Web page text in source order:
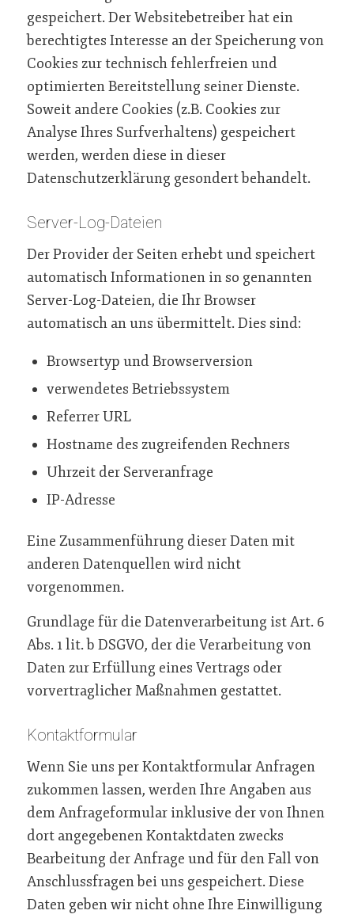
gespeichert. Der Websitebetreiber hat ein
berechtigtes Interesse an der Speicherung von
Cookies zur technisch fehlerfreien und
optimierten Bereitstellung seiner Dienste.
Soweit andere Cookies (z.B. Cookies zur
Analyse Ihres Surfverhaltens) gespeichert
werden, werden diese in dieser
Datenschutzerklärung gesondert behandelt.
Server-Log-Dateien
Der Provider der Seiten erhebt und speichert
automatisch Informationen in so genannten
Server-Log-Dateien, die Ihr Browser
automatisch an uns übermittelt. Dies sind:
Browsertyp und Browserversion
verwendetes Betriebssystem
Referrer URL
Hostname des zugreifenden Rechners
Uhrzeit der Serveranfrage
IP-Adresse
Eine Zusammenführung dieser Daten mit
anderen Datenquellen wird nicht
vorgenommen.
Grundlage für die Datenverarbeitung ist Art. 6
Abs. 1 lit. b DSGVO, der die Verarbeitung von
Daten zur Erfüllung eines Vertrags oder
vorvertraglicher Maßnahmen gestattet.
Kontaktformular
Wenn Sie uns per Kontaktformular Anfragen
zukommen lassen, werden Ihre Angaben aus
dem Anfrageformular inklusive der von Ihnen
dort angegebenen Kontaktdaten zwecks
Bearbeitung der Anfrage und für den Fall von
Anschlussfragen bei uns gespeichert. Diese
Daten geben wir nicht ohne Ihre Einwilligung